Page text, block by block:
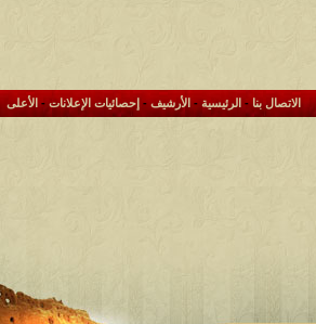
الاتصال بنا- الرئيسية-الأرشيف- إحصائيات الإعلانات- الأعلى